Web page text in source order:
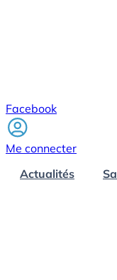
Facebook
Me connecter
Actualités